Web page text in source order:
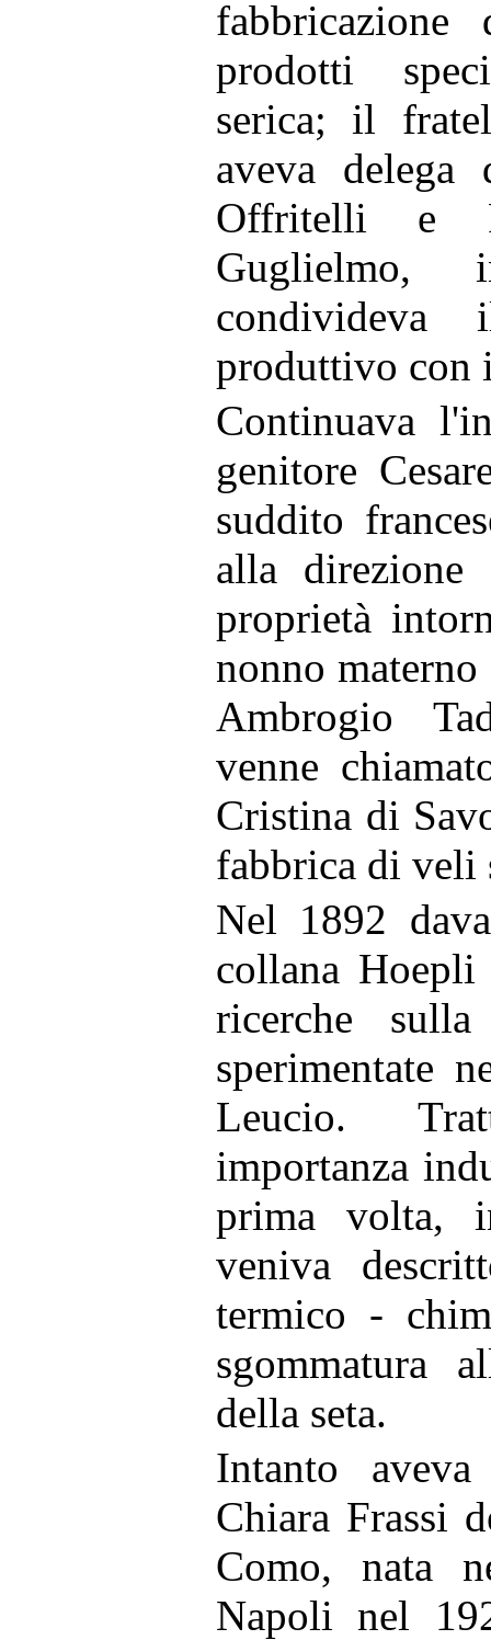
prodotti
serica; il
aveva
Offritelli e
Guglielmo,
condivideva
produttivo con
Continuava
genitore
suddito
alla
proprietà
nonno
Ambrogio
venne
Cristina di
fabbrica di veli
Nel 1892
collana
ricerche
sperimentate
Leucio.
importanza
prima volta,
veniva
termico -
sgommatura
della seta.
Intanto
Chiara Frassi
Como, nata
Napoli nel